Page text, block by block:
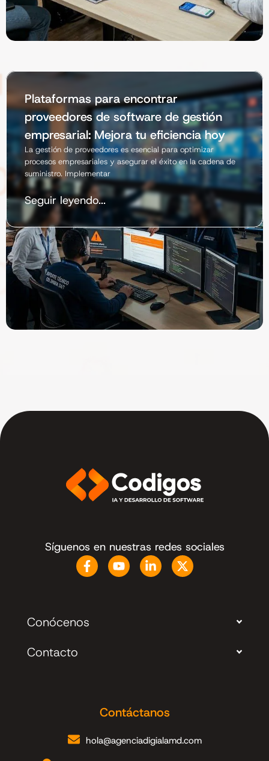
Plataformas para encontrar
proveedores de software de gestión
empresarial: Mejora tu eficiencia hoy
La gestión de proveedores es esencial para optimizar
procesos empresariales y asegurar el éxito en la cadena de
suministro. Implementar
Seguir leyendo...
Síguenos en nuestras redes sociales
Conócenos
Contacto
Contáctanos
hola@agenciadigialamd.com